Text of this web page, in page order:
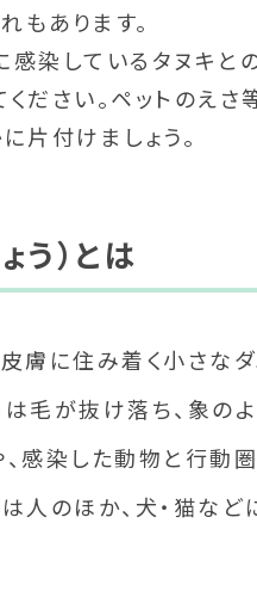
もあります。
感染しているタヌキ
ださい。ペットのえ
片付けましょう。
う）とは
膚に住み着く小さな
毛が抜け落ち、象の
感染した動物と行動
人のほか、犬・猫など